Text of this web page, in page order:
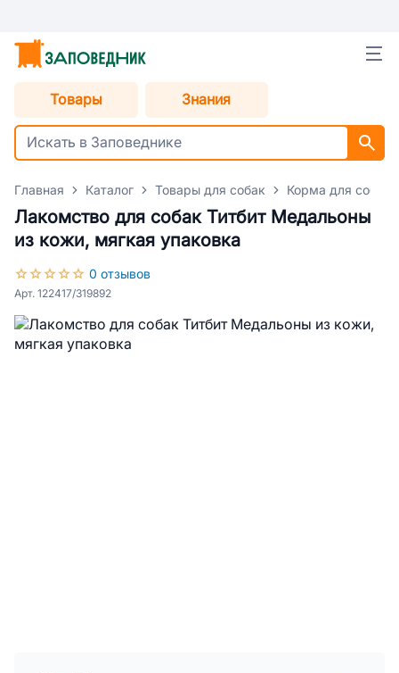
Товары Знания
Главная Каталог Товары для собак Корма для собак
Лакомство для собак Титбит Медальоны
из кожи, мягкая упаковка
0 отзывов
Арт. 122417/319892